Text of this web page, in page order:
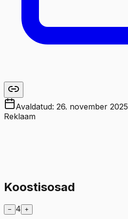
Avaldatud: 26. november 2025
Reklaam
Koostisosad
− 4 +